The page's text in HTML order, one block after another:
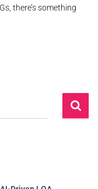
there’s something